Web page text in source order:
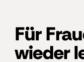
Für
wieder